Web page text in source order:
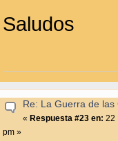
Saludos
Re: La Guerra de las
« Respuesta #23 en: 22
pm »